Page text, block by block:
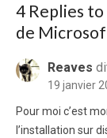
4 Replies to
de
Reaves
19 janvier
Pour moi c’est
l’installation sur